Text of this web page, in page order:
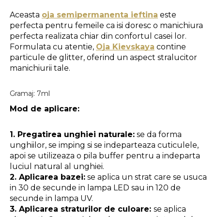
Aceasta oja semipermanenta ieftina este
perfecta pentru femeile ca isi doresc o manichiura
perfecta realizata chiar din confortul casei lor.
Formulata cu atentie, Oja Kievskaya contine
particule de glitter, oferind un aspect stralucitor
manichiurii tale.
Gramaj: 7ml
Mod de aplicare:
1. Pregatirea unghiei naturale: se da forma
unghiilor, se imping si se indeparteaza cuticulele,
apoi se utilizeaza o pila buffer pentru a indeparta
luciul natural al unghiei.
2. Aplicarea bazei: se aplica un strat care se usuca
in 30 de secunde in lampa LED sau in 120 de
secunde in lampa UV.
3. Aplicarea straturilor de culoare: se aplica